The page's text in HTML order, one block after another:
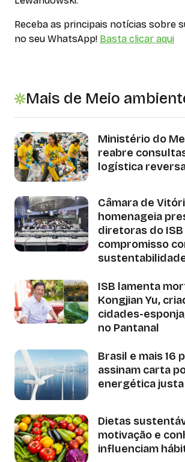
Receba as principais notícias sobre
no seu WhatsApp! Basta clicar aqui
Mais de Meio
Ministério do
reabre
logística
Câmara de
homenageia
diretoras do
compromisso
ISB lamenta
Kongjian Yu,
cidades-
no Pantanal
Brasil e mais 16
assinam carta
energética justa
Dietas
motivação e
influenciam